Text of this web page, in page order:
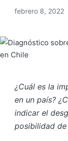
febrero 8, 2022
¿Cuál es la
en un país?
indicar el
posibilidad